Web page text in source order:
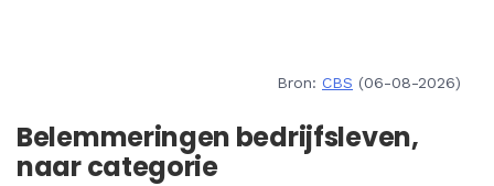
Bron: CBS (06-08-2026)
Belemmeringen bedrijfsleven,
naar categorie